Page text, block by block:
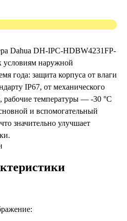
Dahua DH-IPC-HDBW4231FP-
условиям наружной
года: защита корпуса от влаги
IP67, от механического
рабочие температуры — -30 °C
и вспомогательный
значительно улучшает